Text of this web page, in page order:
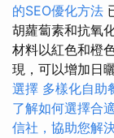
的SEO優化方法
胡蘿蔔素和抗氧
材料以紅色和橙
現，可以增加日
選擇 多樣化自助
了解如何選擇合
信社，協助您解